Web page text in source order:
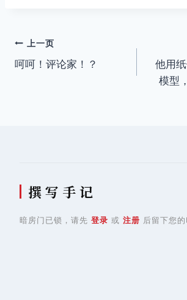
文
章
上一页
呵呵！评论家！？
他用
模型
撰 写 手 记
暗房门已锁，请先 登录 或 注册 后留下您的